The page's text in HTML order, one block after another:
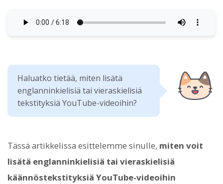
Haluatko tietää, miten lisätä
englanninkielisiä tai vieraskielisiä
tekstityksiä YouTube-videoihin?
Tässä artikkelissa esittelemme sinulle, miten voit
lisätä englanninkielisiä tai vieraskielisiä
käännöstekstityksiä YouTube-videoihin